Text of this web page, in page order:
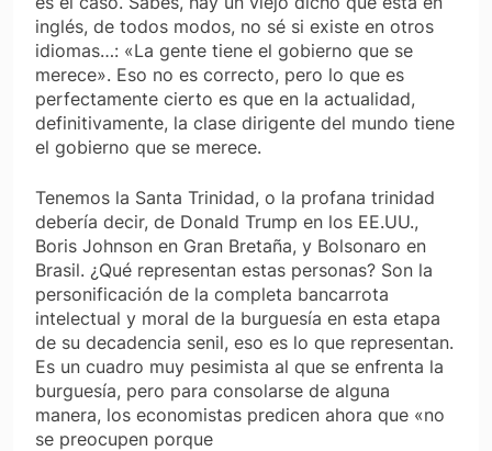
inglés, de todos modos, no sé si existe en otros
idiomas…: «La gente tiene el gobierno que se
merece». Eso no es correcto, pero lo que es
perfectamente cierto es que en la actualidad,
definitivamente, la clase dirigente del mundo tiene
el gobierno que se merece.
Tenemos la Santa Trinidad, o la profana trinidad
debería decir, de Donald Trump en los EE.UU.,
Boris Johnson en Gran Bretaña, y Bolsonaro en
Brasil. ¿Qué representan estas personas? Son la
personificación de la completa bancarrota
intelectual y moral de la burguesía en esta etapa
de su decadencia senil, eso es lo que representan.
Es un cuadro muy pesimista al que se enfrenta la
burguesía, pero para consolarse de alguna
manera, los economistas predicen ahora que «no
se preocupen porque